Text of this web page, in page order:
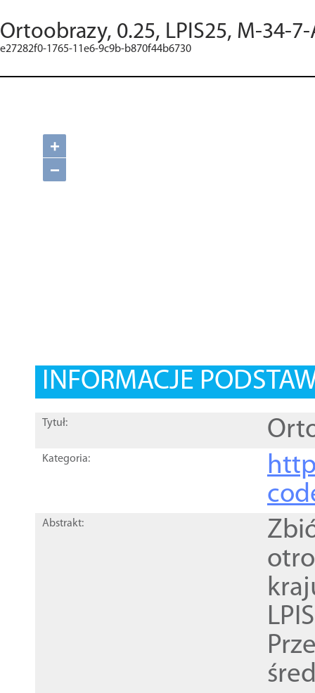
Ortoobrazy, 0.25, LPIS25, M-34-
e27282f0-1765-11e6-9c9b-b870f44b6730
+
−
INFORMACJE
Tytuł:
Kategoria:
Abstrakt: